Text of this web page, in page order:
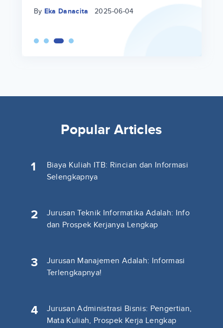
By Eka Danacita 2025-06-04
Popular Articles
1
Biaya Kuliah ITB: Rincian dan Informasi
Selengkapnya
2
Jurusan Teknik Informatika Adalah: Info
dan Prospek Kerjanya Lengkap
3
Jurusan Manajemen Adalah: Informasi
Terlengkapnya!
4
Jurusan Administrasi Bisnis: Pengertian,
Mata Kuliah, Prospek Kerja Lengkap